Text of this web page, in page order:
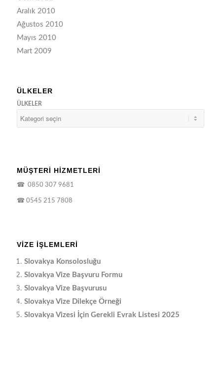
Aralık 2010
Ağustos 2010
Mayıs 2010
Mart 2009
ÜLKELER
ÜLKELER
MÜŞTERİ HİZMETLERİ
☎0850 307 9681
☎0545 215 7808
VIZE İŞLEMLERI
Slovakya Konsolosluğu
Slovakya Vize Başvuru Formu
Slovakya Vize Başvurusu
Slovakya Vize Dilekçe Örneği
Slovakya Vizesi İçin Gerekli Evrak Listesi 2025